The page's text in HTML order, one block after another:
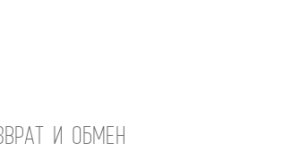
И ОБМЕН